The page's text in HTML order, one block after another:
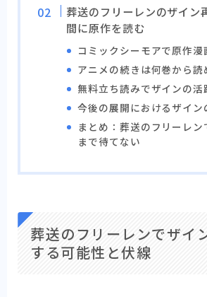
葬送のフリーレンのザイン
間に原作を読む
コミックシーモアで原作漫
アニメの続きは何巻から読
無料立ち読みでザインの活
今後の展開におけるザイン
まとめ：葬送のフリーレ
まで待てない
葬送のフリーレンでザイ
する可能性と伏線